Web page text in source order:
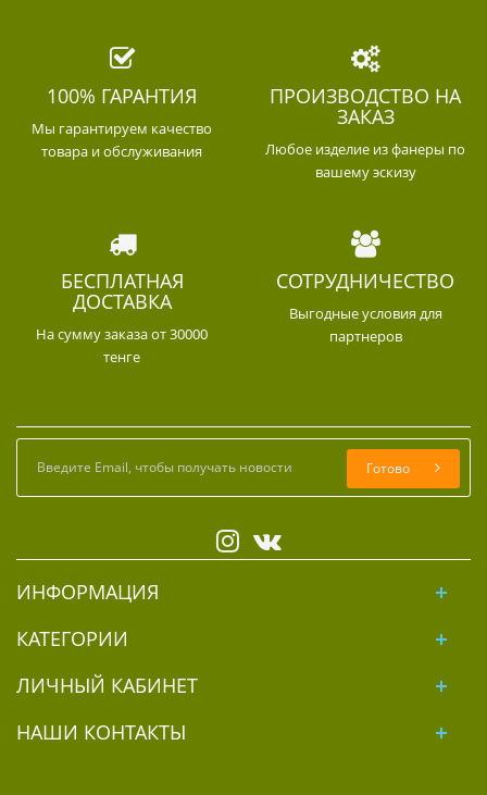
100% ГАРАНТИЯ
Мы гарантируем качество
товара и обслуживания
ПРОИЗВОДСТВО НА
ЗАКАЗ
Любое изделие из фанеры по
вашему эскизу
БЕСПЛАТНАЯ
ДОСТАВКА
На сумму заказа от 30000
тенге
СОТРУДНИЧЕСТВО
Выгодные условия для
партнеров
Готово
ИНФОРМАЦИЯ
КАТЕГОРИИ
ЛИЧНЫЙ КАБИНЕТ
НАШИ КОНТАКТЫ